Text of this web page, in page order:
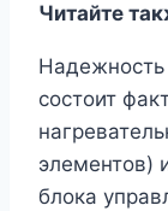
Читайте
Надежность
состоит
элементов)
блока